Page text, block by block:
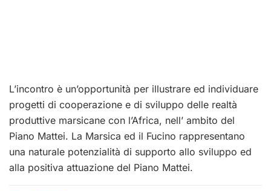
L’incontro è un’opportunità per illustrare ed individuare
progetti di cooperazione e di sviluppo delle realtà
produttive marsicane con l’Africa, nell’ ambito del
Piano Mattei. La Marsica ed il Fucino rappresentano
una naturale potenzialità di supporto allo sviluppo ed
alla positiva attuazione del Piano Mattei.